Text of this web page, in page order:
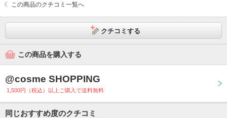
この商品のクチコミ一覧へ
クチコミする
この商品を購入する
@cosme SHOPPING
1,500円（税込）以上ご購入で送料無料
同じおすすめ度のクチコミ